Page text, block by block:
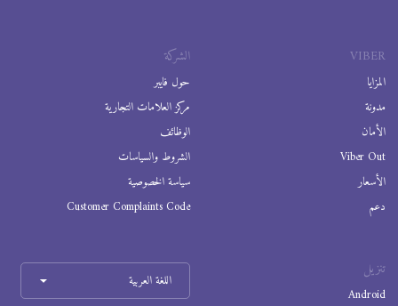
VIBER
المزايا
مدونة
الأمان
Viber Out
الأسعار
دعم
الشركة
حول فايبر
مركز العلامات التجارية
الوظائف
الشروط والسياسات
سياسة الخصوصية
Customer Complaints Code
تنزيل
Android
اللغة العربية